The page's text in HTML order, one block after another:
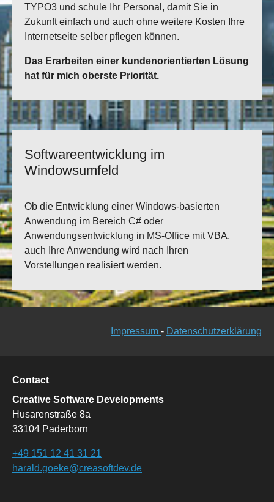
TYPO3 und schule Ihr Personal, damit Sie in
Zukunft einfach und auch ohne weitere Kosten Ihre
Internetseite selber pflegen können.
Das Erarbeiten einer kundenorientierten Lösung
hat für mich oberste Priorität.
Softwareentwicklung im
Windowsumfeld
Ob die Entwicklung einer Windows-basierten
Anwendung im Bereich C# oder
Anwendungsentwicklung in MS-Office mit VBA,
auch Ihre Anwendung wird nach Ihren
Vorstellungen realisiert werden.
Impressum - Datenschutzerklärung
Contact
Creative Software Developments
Husarenstraße 8a
33104 Paderborn
+49 151 12 41 31 21
harald.goeke@creasoftdev.de